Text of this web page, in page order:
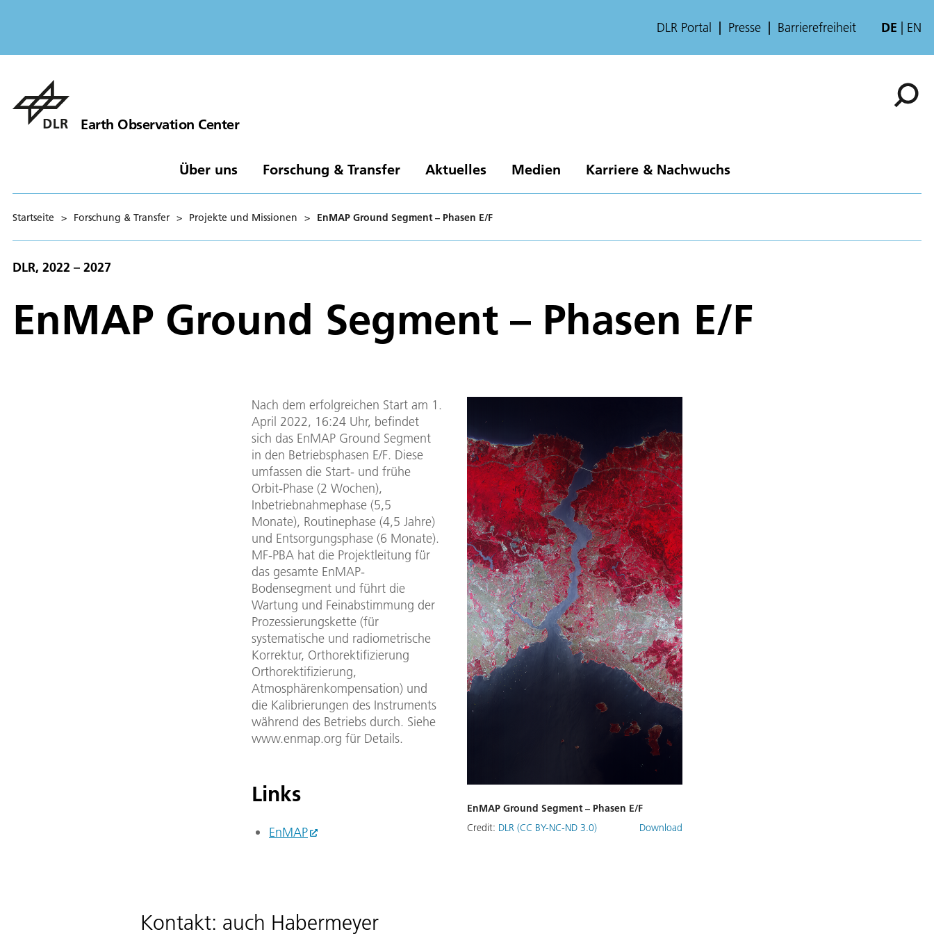
DLR Portal Presse Barrierefreiheit DE EN
Earth Observation Center
Über uns Forschung & Transfer Aktuelles Medien Karriere & Nachwuchs
Startseite > Forschung & Transfer > Projekte und Missionen > EnMAP Ground Segment – Phasen E/F
DLR, 2022 – 2027
EnMAP Ground Segment – Phasen E/F
EnMAP Ground Segment – Phasen E/F
Credit: DLR (CC BY-NC-ND 3.0) Download
Nach dem erfolgreichen Start am 1.
April 2022, 16:24 Uhr, befindet
sich das EnMAP Ground Segment
in den Betriebsphasen E/F. Diese
umfassen die Start- und frühe
Orbit-Phase (2 Wochen),
Inbetriebnahmephase (5,5
Monate), Routinephase (4,5 Jahre)
und Entsorgungsphase (6 Monate).
MF-PBA hat die Projektleitung für
das gesamte EnMAP-
Bodensegment und führt die
Wartung und Feinabstimmung der
Prozessierungskette (für
systematische und radiometrische
Korrektur, Orthorektifizierung
Orthorektifizierung,
Atmosphärenkompensation) und
die Kalibrierungen des Instruments
während des Betriebs durch. Siehe
www.enmap.org für Details.
Links
EnMAP
Kontakt: auch Habermeyer